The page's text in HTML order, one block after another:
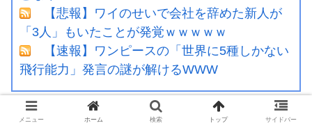
【悲報】ワイのせいで会社を辞めた新人が
「3人」もいたことが発覚ｗｗｗｗｗ
【速報】ワンピースの「世界に5種しかない
飛行能力」発言の謎が解けるWWW
ピックアップ ゲーム
メニュー ホーム 検索 トップ サイドバー